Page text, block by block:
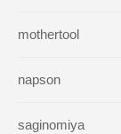
mothertool
napson
saginomiya